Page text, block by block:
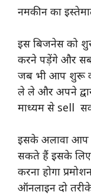
नमकीन का
इस बिजनेस को
करने पड़ेंगे और
जब भी आप शुरू
ले ले और अपने
माध्यम से sell
इसके अलावा आप
सकते हैं इसके
करना होगा
ऑनलाइन दो